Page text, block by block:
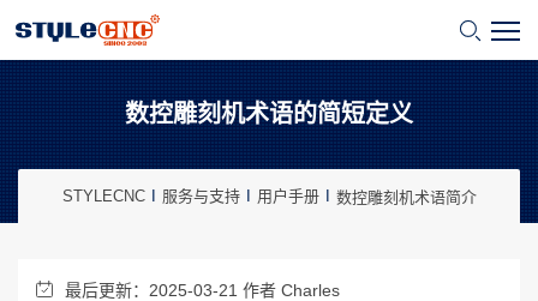
数控雕刻机术语的简短定义
STYLECNC 服务与支持 用户手册 数控雕刻机术语简介
最后更新：2025-03-21 作者 Charles